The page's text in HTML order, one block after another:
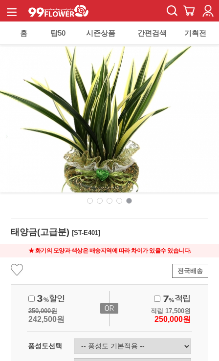
홈 탑50 시즌상품 간편검색 기획전
태양금(고급분)[ST-E401]
★ 화기의 모양과 색상은 배송지역에 따라 차이가 있을수 있습니다.
전국배송
250,000원
242,500원
적립 17,500원
250,000원
풍성도선택